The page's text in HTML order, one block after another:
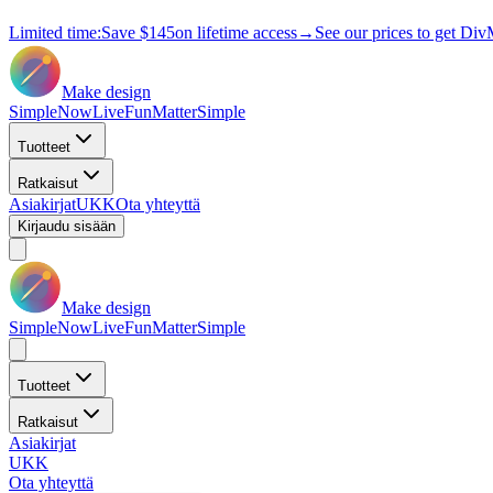
Limited time:Save $145on lifetime access→ See our prices to get
Make design
SimpleNowLiveFunMatterSimple
Tuotteet
Ratkaisut
AsiakirjatUKKOta yhteyttä
Kirjaudu sisään
Make design
SimpleNowLiveFunMatterSimple
Tuotteet
Ratkaisut
Asiakirjat
UKK
Ota yhteyttä